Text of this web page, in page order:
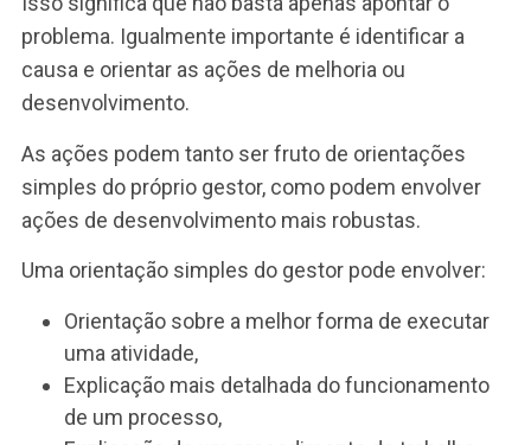
desempenho. Sejam essas competências
ou comportamentais. Mas, as causas podem
envolver outras coisas. Por exemplo, a falta de
problema pessoal
De qualquer forma, é importante envolver a
na identificação da causa a ser tratada. Isso
melhorar, seu comprometimento é maior.
Terceiro passo – orientar ações para
tratar a causa e resolver a situação